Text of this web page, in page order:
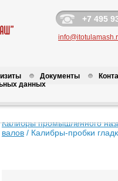
+7 495
Документы
данных
Калибры промышленного
валов / Калибры-пробки